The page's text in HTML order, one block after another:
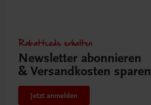
Rabattcode erhalten
Newsletter abonnieren
& Versandkosten sparen
Jetzt anmelden